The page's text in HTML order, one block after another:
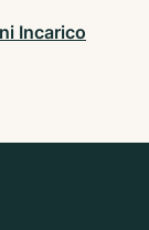
Incarico